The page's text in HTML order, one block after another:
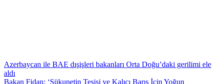
Yazı
gezinmesi
Azerbaycan ile BAE dışişleri bakanları Orta Doğu’daki gerilimi ele
aldı
Bakan Fidan: ‘Sükunetin Tesisi ve Kalıcı Barış İçin Yoğun